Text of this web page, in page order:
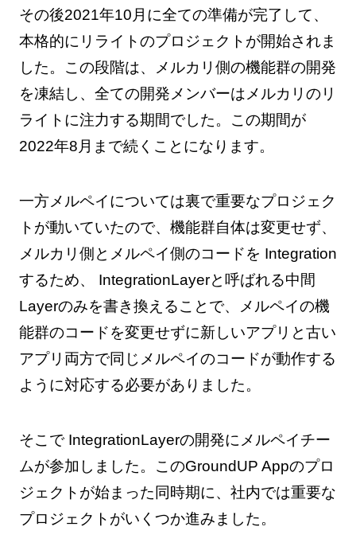
その後2021年10月に全ての準備が完了して、
本格的にリライトのプロジェクトが開始されま
した。この段階は、メルカリ側の機能群の開発
を凍結し、全ての開発メンバーはメルカリのリ
ライトに注力する期間でした。この期間が
2022年8月まで続くことになります。
一方メルペイについては裏で重要なプロジェク
トが動いていたので、機能群自体は変更せず、
メルカリ側とメルペイ側のコードを Integration
するため、 IntegrationLayerと呼ばれる中間
Layerのみを書き換えることで、メルペイの機
能群のコードを変更せずに新しいアプリと古い
アプリ両方で同じメルペイのコードが動作する
ように対応する必要がありました。
そこで IntegrationLayerの開発にメルペイチー
ムが参加しました。このGroundUP Appのプロ
ジェクトが始まった同時期に、社内では重要な
プロジェクトがいくつか進みました。